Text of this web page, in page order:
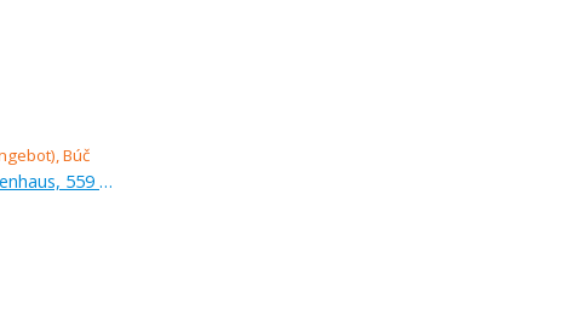
Verkauf (Angebot), einfamilienhaus, 559 m